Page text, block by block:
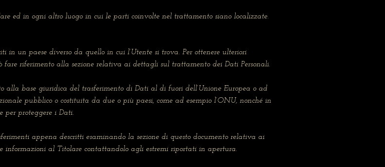
ed in ogni altro luogo in cui le parti coinvolte nel trattamento siano localizzate.
in un paese diverso da quello in cui l’Utente si trova. Per ottenere ulteriori
riferimento alla sezione relativa ai dettagli sul trattamento dei Dati Personali.
alla base giuridica del trasferimento di Dati al di fuori dell’Unione Europea o ad
pubblico o costituita da due o più paesi, come ad esempio l’ONU, nonché in
per proteggere i Dati.
appena descritti esaminando la sezione di questo documento relativa ai
informazioni al Titolare contattandolo agli estremi riportati in apertura.